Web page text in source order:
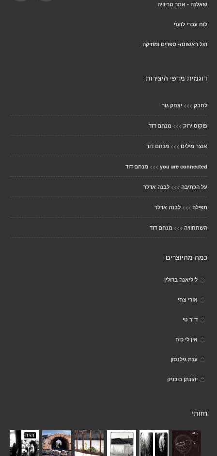
שאלנה - אתר טריוויה
לוח עברי לועזי
רגל ראשונה- ספרים ומוזיקה
דוגמית מדפי היצירות
לחבק >>> יצחק גור
פוקוס ירוק >>> מנחם דוד
אוצר מילים >>> מנחם דוד
you are connected
>>> מנחם דוד
על הכתיבה >>> לבנה אדלר
תפילה >>> לבנה אדלר
השתחוויה >>> מנחם דוד
כמה מהיוצרים
ליליאנה ברולין
אורי צחי
ד"ר טי
אין לי כוח
ענת גילנסון
יהונתן בוכניק
חזותי